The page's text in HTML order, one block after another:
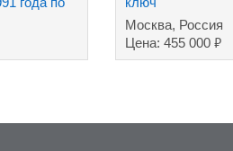
Москва, Россия
Цена: 455 000₽